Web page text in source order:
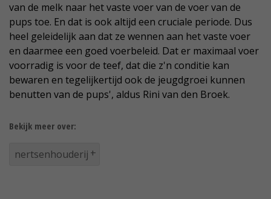
van de melk naar het vaste voer van de voer van de
pups toe. En dat is ook altijd een cruciale periode. Dus
heel geleidelijk aan dat ze wennen aan het vaste voer
en daarmee een goed voerbeleid. Dat er maximaal voer
voorradig is voor de teef, dat die z'n conditie kan
bewaren en tegelijkertijd ook de jeugdgroei kunnen
benutten van de pups', aldus Rini van den Broek.
Bekijk meer over:
nertsenhouderij